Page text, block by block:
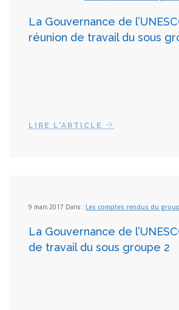
La Gouvernance de
réunion de travail du sous
LIRE L'ARTICLE
9 mars 2017 Dans : Les comptes rendus du
La Gouvernance de
de travail du sous groupe 2